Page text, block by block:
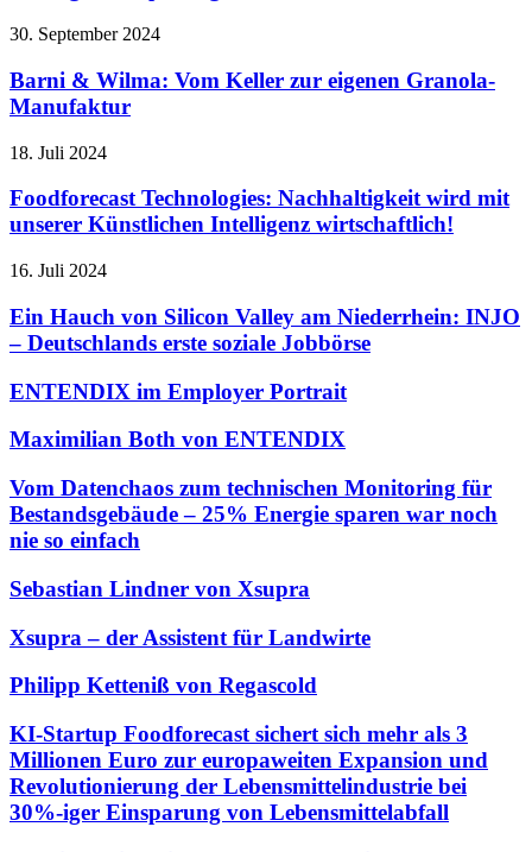
30. September 2024
Barni & Wilma: Vom Keller zur eigenen Granola-
Manufaktur
18. Juli 2024
Foodforecast Technologies: Nachhaltigkeit wird mit
unserer Künstlichen Intelligenz wirtschaftlich!
16. Juli 2024
Ein Hauch von Silicon Valley am Niederrhein: INJO
– Deutschlands erste soziale Jobbörse
ENTENDIX im Employer Portrait
Maximilian Both von ENTENDIX
Vom Datenchaos zum technischen Monitoring für
Bestandsgebäude – 25% Energie sparen war noch
nie so einfach
Sebastian Lindner von Xsupra
Xsupra – der Assistent für Landwirte
Philipp Ketteniß von Regascold
KI-Startup Foodforecast sichert sich mehr als 3
Millionen Euro zur europaweiten Expansion und
Revolutionierung der Lebensmittelindustrie bei
30%-iger Einsparung von Lebensmittelabfall